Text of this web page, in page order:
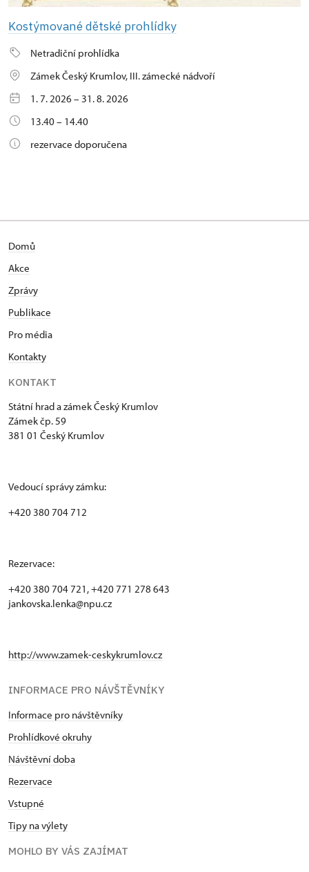
Kostýmované dětské prohlídky
Netradiční prohlídka
Zámek Český Krumlov, III. zámecké nádvoří
1. 7. 2026 – 31. 8. 2026
13.40 – 14.40
rezervace doporučena
Domů
Akce
Zprávy
Publikace
Pro média
Kontakty
KONTAKT
Státní hrad a zámek Český Krumlov
Zámek čp. 59
381 01 Český Krumlov
Vedoucí správy zámku:
+420 380 704 712
Rezervace:
+420 380 704 721, +420 771 278 643
jankovska.lenka@npu.cz
http://www.zamek-ceskykrumlov.cz
INFORMACE PRO NÁVŠTĚVNÍKY
Informace pro návštěvníky
Prohlídkové okruhy
Návštěvní doba
Rezervace
Vstupné
Tipy na výlety
MOHLO BY VÁS ZAJÍMAT